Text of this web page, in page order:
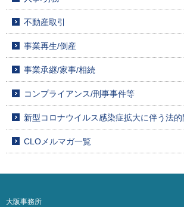
不動産取引
事業再生/倒産
事業承継/家事/相続
コンプライアンス/刑事事件等
新型コロナウイルス感染症拡大に伴う法的
CLOメルマガ一覧
大阪事務所